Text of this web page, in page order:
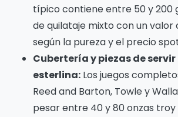
típico contiene entre 50 y 200
de quilataje mixto con un valor
según la pureza y el precio
Cubertería y piezas de
esterlina: Los juegos
Reed and Barton, Towle y
pesar entre 40 y 80 onzas